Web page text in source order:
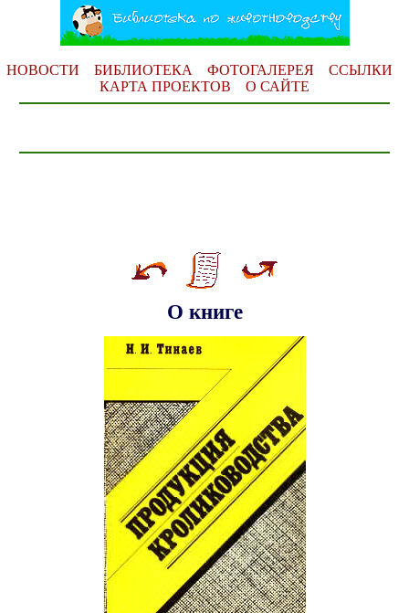
НОВОСТИ БИБЛИОТЕКА ФОТОГАЛЕРЕЯ
ССЫЛКИ
КАРТА ПРОЕКТОВ
О САЙТЕ
О книге